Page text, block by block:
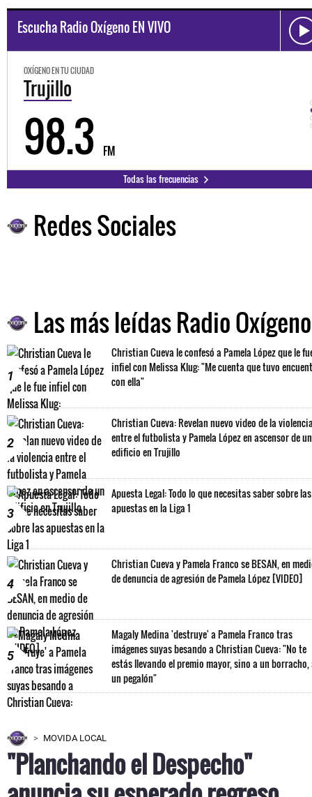
Escucha Radio Oxígeno EN VIVO
OXÍGENO EN TU CIUDAD
Trujillo
98.3 FM
Todas las frecuencias
Redes Sociales
Las más leídas Radio Oxígeno
1
Christian Cueva le confesó a Pamela López que le
infiel con Melissa Klug: "Me cuenta que tuvo
con ella"
2
Christian Cueva: Revelan nuevo video de la
entre el futbolista y Pamela López en ascensor de un
edificio en Trujillo
3
Apuesta Legal: Todo lo que necesitas saber sobre las
apuestas en la Liga 1
4
Christian Cueva y Pamela Franco se BESAN, en
de denuncia de agresión de Pamela López [VIDEO]
5
Magaly Medina 'destruye' a Pamela Franco tras
imágenes suyas besando a Christian Cueva: "No te
estás llevando el premio mayor, sino a un borracho,
un pegalón"
MOVIDA LOCAL
"Planchando el Despecho"